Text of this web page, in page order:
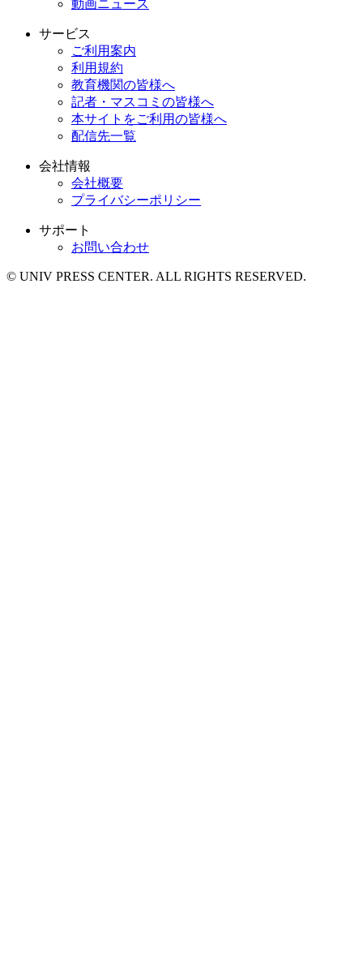
動画ニュース
サービス
ご利用案内
利用規約
教育機関の皆様へ
記者・マスコミの皆様へ
本サイトをご利用の皆様へ
配信先一覧
会社情報
会社概要
プライバシーポリシー
サポート
お問い合わせ
© UNIV PRESS CENTER. ALL RIGHTS RESERVED.